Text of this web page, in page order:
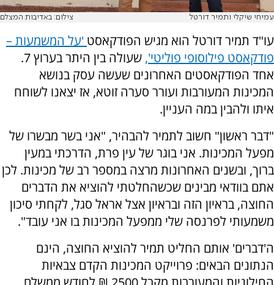
עמיחי שיקלי ותמיר דורטל צילום: באדיבות המצלם
עו"ד תמיר דורטל הוא מגיש הפודקאסט 'על המשמעות –
פודקאסט פילוסופי פוליטי',
שעולה בין היתר בערוץ 7.
אחד הפודקאסטים האחרונים שעשה עסק בנושא
המכינות המעורבות ועורר סערה זוטא, אז יצאנו לשוחח
איתו ולהבין במה העניין.
"דבר ראשון" חשוב לתמיר להבהיר, "אני בשר מבשרו של
מפעל המכינות. אני בוגר של עין פרת, הדרכתי במעין
ברוך, ובשנים האחרונות מרצה במספר רב של מכינות. לכן
אתם בוודאי מבינים שכשהחלטתי להוציא את הדברים
החוצה, בראיון הזה ובראיון אצל אראל סגל, לקחתי סיכון
משמעותי לפרנסה שלי ממפעל המכינות בו אני עובד".
ה'דברים' אותם החליט תמיר להוציא החוצה, הינם
הנתונים הבאים: פרוייקט המכינות הקדם צבאיות